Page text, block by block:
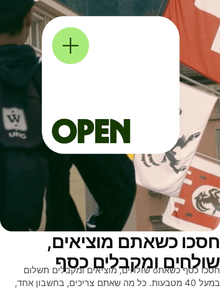
כשאתם מוציאים,
ומקבלים כסף
חסכו כסף כשאתo שולחים, מוציאים ומקבלים תשלום
במעל 40 מטבעות. כל מה שאתם צריכים, בחשבון אחד,